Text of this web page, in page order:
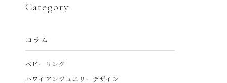
Category
コラム
ベビーリング
ハワイアンジュエリーデザイン